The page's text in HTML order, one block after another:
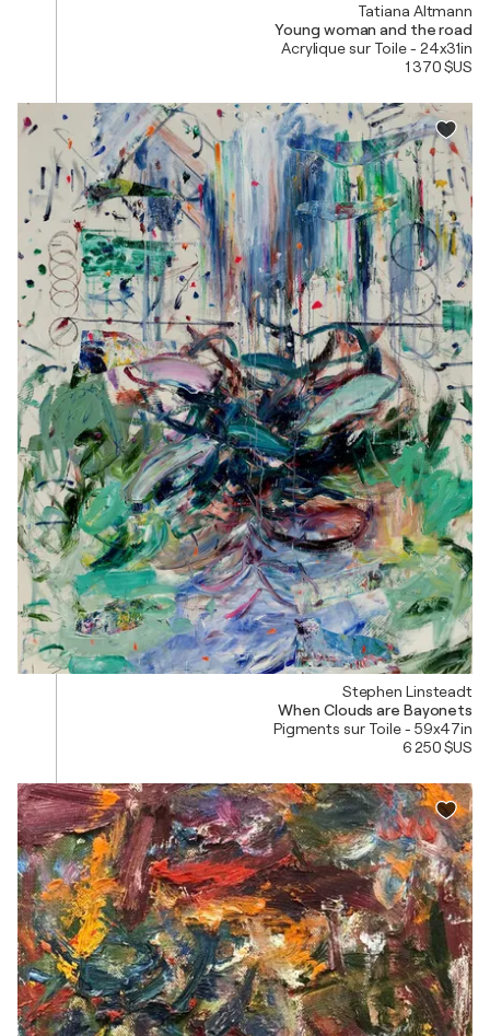
Tatiana Altmann
Young woman and the road
Acrylique sur Toile - 24x31in
1 370 $US
Stephen Linsteadt
When Clouds are Bayonets
Pigments sur Toile - 59x47in
6 250 $US